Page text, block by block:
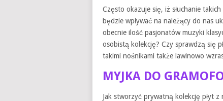
Często okazuje się, iż słuchanie
będzie wpływać na należący do nas
obecnie ilość pasjonatów muzyki
osobistą kolekcję? Czy sprawdzą się
takimi nośnikami także lawinowo
MYJKA DO
Jak stworzyć prywatną kolekcję płyt z